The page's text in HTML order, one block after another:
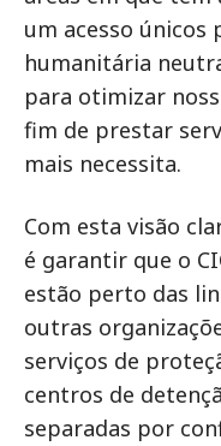
um acesso únicos
humanitária
para otimizar
fim de prestar
mais necessita.
Com esta visão
é garantir que o
estão perto das
outras
serviços de
centros de
separadas por